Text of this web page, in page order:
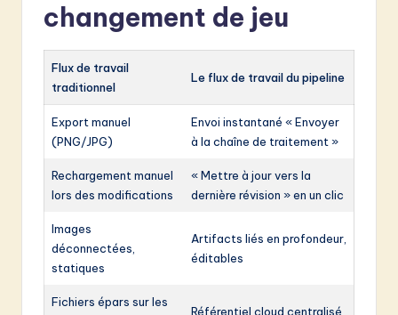
changement de jeu
Flux de travail
traditionnel
Le flux de travail du pipeline
Export manuel
(PNG/JPG)
Envoi instantané « Envoyer
à la chaîne de traitement »
Rechargement manuel
lors des modifications
« Mettre à jour vers la
dernière révision » en un clic
Images
déconnectées,
statiques
Artifacts liés en profondeur,
éditables
Fichiers épars sur les
Référentiel cloud centralisé